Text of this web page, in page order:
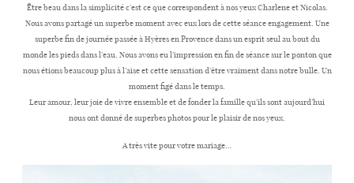
CONTACT
Être beau dans la simplicité c’est ce que correspondent à nos yeux Charlene et Nicolas.
Nous avons partagé un superbe moment avec eux lors de cette séance engagement. Une
superbe fin de journée passée à Hyères en Provence dans un esprit seul au bout du
monde les pieds dans l’eau. Nous avons eu l’impression en fin de séance sur le ponton que
nous étions beaucoup plus à l’aise et cette sensation d’être vraiment dans notre bulle. Un
moment figé dans le temps.
Leur amour, leur joie de vivre ensemble et de fonder la famille qu’ils sont aujourd’hui
nous ont donné de superbes photos pour le plaisir de nos yeux.
A très vite pour votre mariage…